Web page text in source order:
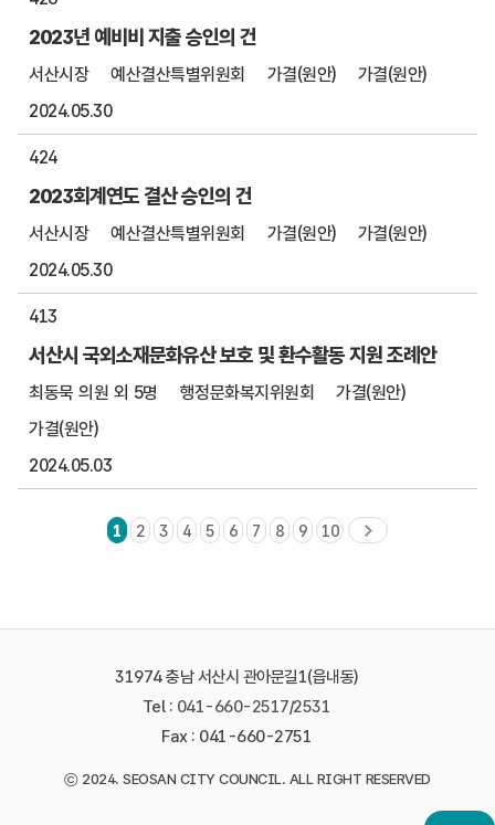
2023년 예비비 지출 승인의 건
서산시장 예산결산특별위원회 가결(원안)
가결(원안)
2024.05.30
424
2023회계연도 결산 승인의 건
서산시장 예산결산특별위원회 가결(원안)
가결(원안)
2024.05.30
413
서산시 국외소재문화유산 보호 및 환수활동 지원 조례안
최동묵 의원 외 5명 행정문화복지위원회
가결(원안)
가결(원안)
2024.05.03
1 2 3 4 5 6 7 8 9 10
31974 충남 서산시 관아문길1(읍내동)
Tel : 041-660-2517/2531
Fax : 041-660-2751
©2024. SEOSAN CITY COUNCIL. ALL RIGHT RESERVED